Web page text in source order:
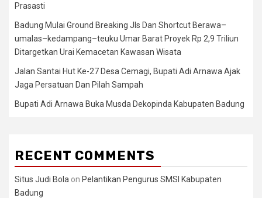
Prasasti
Badung Mulai Ground Breaking Jls Dan Shortcut Berawa–
umalas–kedampang–teuku Umar Barat Proyek Rp 2,9 Triliun
Ditargetkan Urai Kemacetan Kawasan Wisata
Jalan Santai Hut Ke-27 Desa Cemagi, Bupati Adi Arnawa Ajak
Jaga Persatuan Dan Pilah Sampah
Bupati Adi Arnawa Buka Musda Dekopinda Kabupaten Badung
RECENT COMMENTS
Situs Judi Bola on Pelantikan Pengurus SMSI Kabupaten
Badung